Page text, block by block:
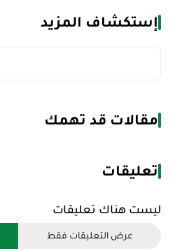
إستكشاف المزيد
مقالات قد تهمك
تعليقات
ليست هناك تعليقات
عرض التعليقات فقط